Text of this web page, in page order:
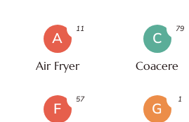
A
Air Fryer
11
C
Coacere
79
F
57
G
1